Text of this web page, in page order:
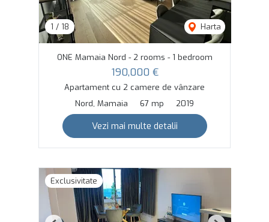
1 / 18 Harta
ONE Mamaia Nord - 2 rooms - 1 bedroom
190,000 €
Apartament cu 2 camere de vânzare
Nord, Mamaia
67 mp 2019
Vezi mai multe detalii
Exclusivitate